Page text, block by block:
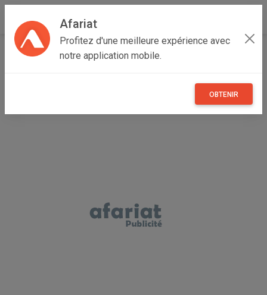
Afariat
Profitez d'une meilleure expérience avec
notre application mobile.
OBTENIR
Accueil Immobilier Cap bon - Sahel